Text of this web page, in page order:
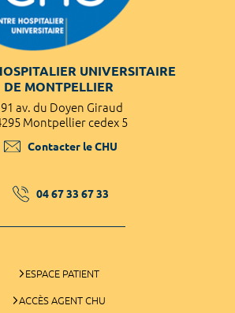
UNIVERSITAIRE
DE MONTPELLIER
av. du Doyen Giraud
Montpellier cedex 5
Contacter le CHU
04 67 33 67 33
ESPACE PATIENT
ACCÈS AGENT CHU